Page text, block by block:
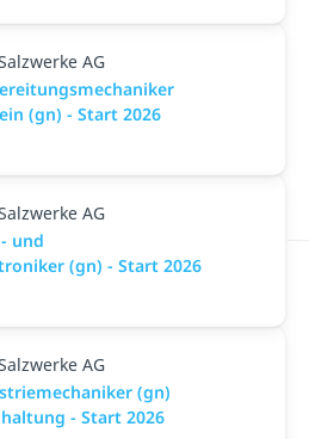
AG
(gn) - Start 2026
AG
und
(gn) - Start 2026
AG
(gn)
- Start 2026